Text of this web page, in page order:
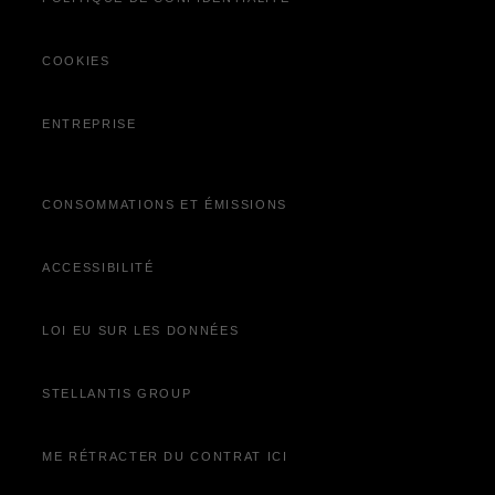
COOKIES
ENTREPRISE
CONSOMMATIONS ET ÉMISSIONS
ACCESSIBILITÉ
LOI EU SUR LES DONNÉES
STELLANTIS GROUP
ME RÉTRACTER DU CONTRAT ICI